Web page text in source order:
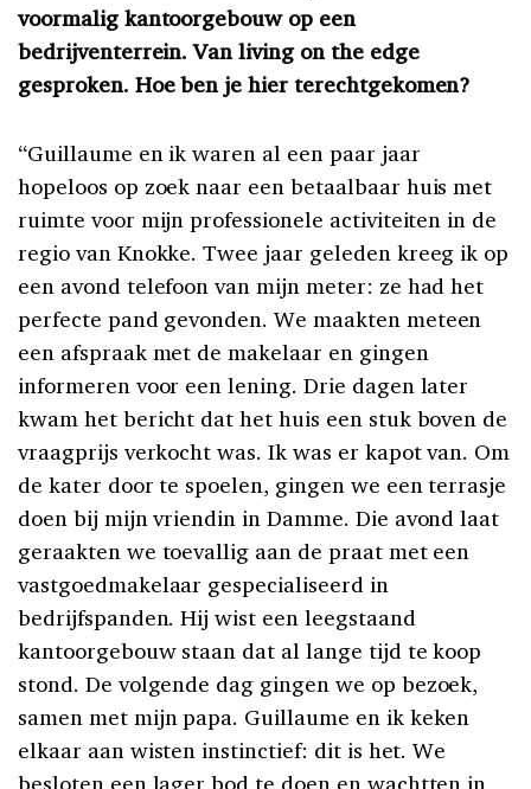
voormalig kantoorgebouw op een
bedrijventerrein. Van living on the edge
gesproken. Hoe ben je hier terechtgekomen?
“Guillaume en ik waren al een paar jaar
hopeloos op zoek naar een betaalbaar huis met
ruimte voor mijn professionele activiteiten in de
regio van Knokke. Twee jaar geleden kreeg ik op
een avond telefoon van mijn meter: ze had het
perfecte pand gevonden. We maakten meteen
een afspraak met de makelaar en gingen
informeren voor een lening. Drie dagen later
kwam het bericht dat het huis een stuk boven de
vraagprijs verkocht was. Ik was er kapot van. Om
de kater door te spoelen, gingen we een terrasje
doen bij mijn vriendin in Damme. Die avond laat
geraakten we toevallig aan de praat met een
vastgoedmakelaar gespecialiseerd in
bedrijfspanden. Hij wist een leegstaand
kantoorgebouw staan dat al lange tijd te koop
stond. De volgende dag gingen we op bezoek,
samen met mijn papa. Guillaume en ik keken
elkaar aan wisten instinctief: dit is het. We
besloten een lager bod te doen en wachtten in